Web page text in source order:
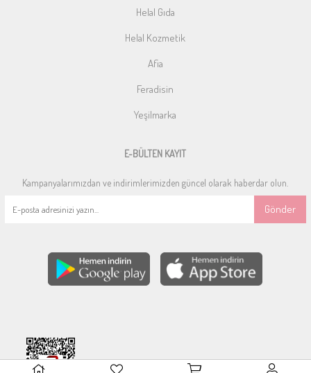
Helal Gıda
Helal Kozmetik
Afia
Feradisin
Yeşilmarka
E-BÜLTEN KAYIT
Kampanyalarımızdan ve indirimlerimizden güncel olarak haberdar olun.
Gönder